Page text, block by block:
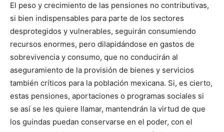
El peso y crecimiento de las pensiones no contributivas,
si bien indispensables para parte de los sectores
desprotegidos y vulnerables, seguirán consumiendo
recursos enormes, pero dilapidándose en gastos de
sobrevivencia y consumo, que no conducirán al
aseguramiento de la provisión de bienes y servicios
también críticos para la población mexicana. Si, es cierto,
estas pensiones, aportaciones o programas sociales si
se así se les quiere llamar, mantendrán la virtud de que
los guindas puedan conservarse en el poder, con el